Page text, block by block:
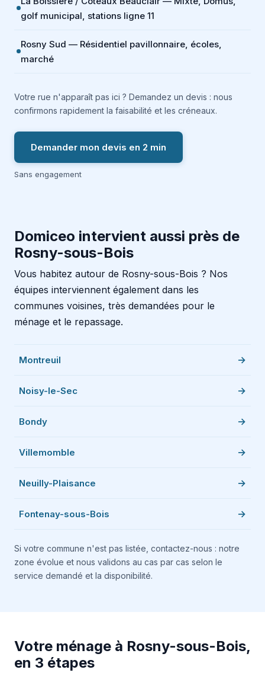
golf municipal, stations ligne 11
Rosny Sud — Résidentiel pavillonnaire, écoles,
marché
Votre rue n'apparaît pas ici ? Demandez un devis : nous
confirmons rapidement la faisabilité et les créneaux.
Demander mon devis en 2 min
Sans engagement
Domiceo intervient aussi près de
Rosny-sous-Bois
Vous habitez autour de Rosny-sous-Bois ? Nos
équipes interviennent également dans les
communes voisines, très demandées pour le
ménage et le repassage.
Montreuil
Noisy-le-Sec
Bondy
Villemomble
Neuilly-Plaisance
Fontenay-sous-Bois
Si votre commune n'est pas listée, contactez-nous : notre
zone évolue et nous validons au cas par cas selon le
service demandé et la disponibilité.
Votre ménage à Rosny-sous-Bois,
en 3 étapes